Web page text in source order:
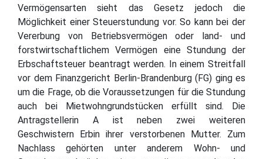
Vermögensarten sieht das Gesetz jedoch die
Möglichkeit einer Steuerstundung vor. So kann bei der
Vererbung von Betriebsvermögen oder land- und
forstwirtschaftlichem Vermögen eine Stundung der
Erbschaftsteuer beantragt werden. In einem Streitfall
vor dem Finanzgericht Berlin-Brandenburg (FG) ging es
um die Frage, ob die Voraussetzungen für die Stundung
auch bei Mietwohngrundstücken erfüllt sind. Die
Antragstellerin A ist neben zwei weiteren
Geschwistern Erbin ihrer verstorbenen Mutter. Zum
Nachlass gehörten unter anderem Wohn- und